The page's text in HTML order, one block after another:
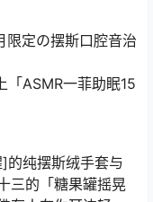
定の摆斯口腔音治
ASMR一菲助眠15
的纯摆斯绒手套与
三的「糖果罐摇晃